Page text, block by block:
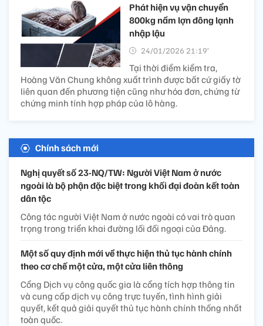
Phát hiện vụ vận chuyển
800kg nầm lợn đông lạnh
nhập lậu
24/01/2026 21:19’
Tại thời điểm kiểm tra,
Hoàng Văn Chung không xuất trình được bất cứ giấy tờ
liên quan đến phương tiện cũng như hóa đơn, chứng từ
chứng minh tính hợp pháp của lô hàng.
Chính sách mới
Nghị quyết số 23-NQ/TW: Người Việt Nam ở nước
ngoài là bộ phận đặc biệt trong khối đại đoàn kết toàn
dân tộc
Công tác người Việt Nam ở nước ngoài có vai trò quan
trọng trong triển khai đường lối đối ngoại của Đảng.
Một số quy định mới về thực hiện thủ tục hành chính
theo cơ chế một cửa, một cửa liên thông
Cổng Dịch vụ công quốc gia là cổng tích hợp thông tin
và cung cấp dịch vụ công trực tuyến, tình hình giải
quyết, kết quả giải quyết thủ tục hành chính thống nhất
toàn quốc.